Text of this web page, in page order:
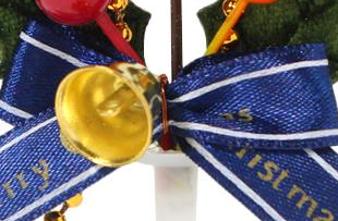
調味料・食材・野菜
加工品
コーヒー・紅茶・ハ
ーブ